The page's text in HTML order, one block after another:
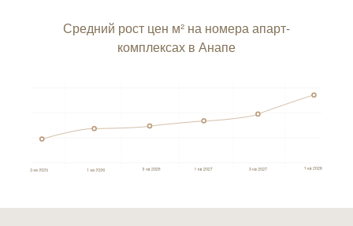
Средний рост цен м² на номера апарт-
комплексах в Анапе